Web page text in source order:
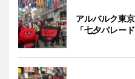
アルバルク東
「七夕パレード